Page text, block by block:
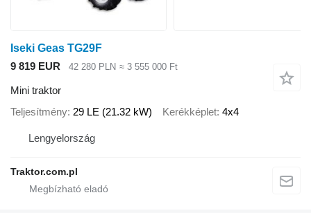
Iseki Geas TG29F
9 819 EUR
42 280 PLN ≈ 3 555 000 Ft
Mini traktor
Teljesítmény 29 LE (21.32 kW) Kerékképlet 4x4
Lengyelország
Traktor.com.pl